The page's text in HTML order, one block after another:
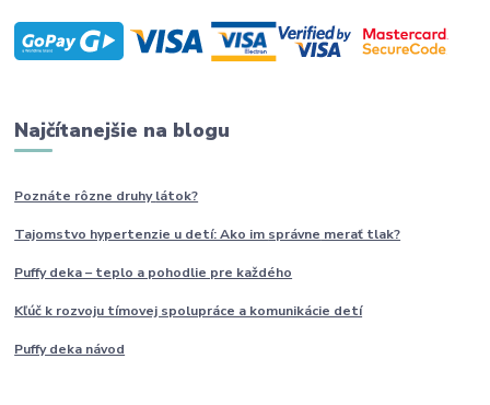
Najčítanejšie na blogu
Poznáte rôzne druhylátok?
Tajomstvo hypertenzie u detí: Ako im správne merať tlak?
Puffy deka – teplo a pohodlie pre každého
Kľúč k rozvoju tímovej spolupráce a komunikácie detí
Puffy deka návod